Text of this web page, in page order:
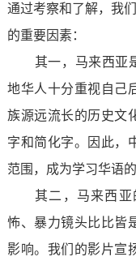
通过考察和了解，我
的重要因素：
其一，马来西亚
地华人十分重视自己
族源远流长的历史文
字和简化字。因此，
范围，成为学习华语
其二，马来西
怖、暴力镜头比比皆
影响。我们的影片宣